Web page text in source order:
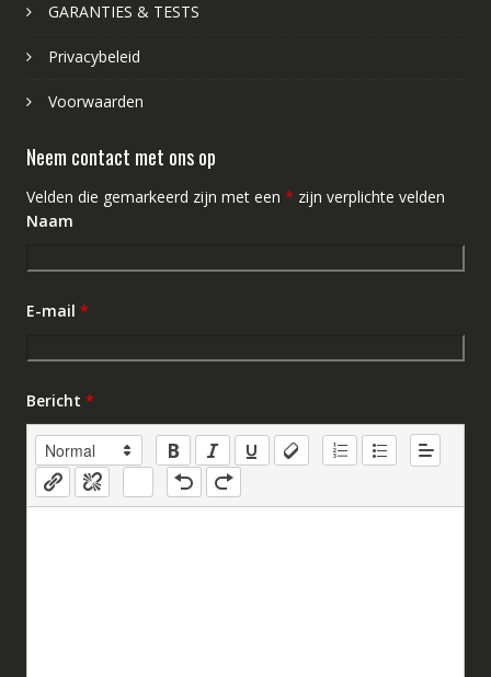
GARANTIES & TESTS
Privacybeleid
Voorwaarden
Neem contact met ons op
Velden die gemarkeerd zijn met een * zijn verplichte velden
Naam
E-mail *
Bericht *